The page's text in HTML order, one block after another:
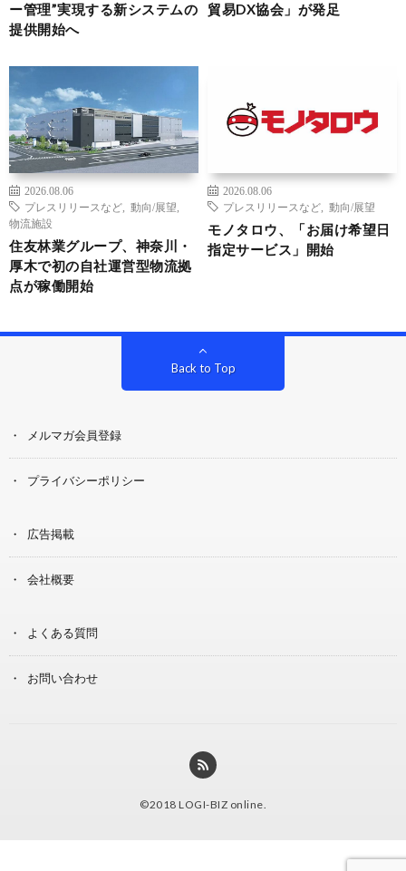
ー管理”実現する新システムの
提供開始へ
貿易DX協会」が発足
2026.08.06
プレスリリースなど
動向/展望
物流施設
住友林業グループ、神奈川・
厚木で初の自社運営型物流拠
点が稼働開始
2026.08.06
プレスリリースなど
動向/展望
モノタロウ、「お届け希望日
指定サービス」開始
Back to Top
メルマガ会員登録
プライバシーポリシー
広告掲載
会社概要
よくある質問
お問い合わせ
©2018 LOGI-BIZ online